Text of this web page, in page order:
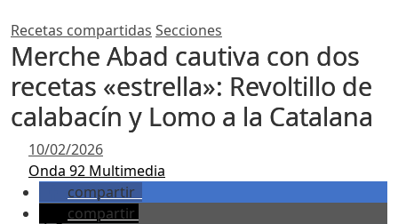
Recetas compartidas Secciones
Merche Abad cautiva con dos
recetas «estrella»: Revoltillo de
calabacín y Lomo a la Catalana
10/02/2026
Onda 92 Multimedia
compartir
compartir